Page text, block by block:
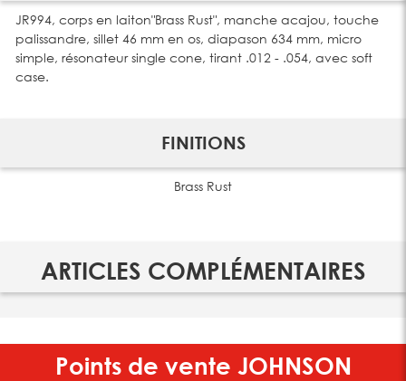
JR994, corps en laiton"Brass Rust", manche acajou, touche
palissandre, sillet 46 mm en os, diapason 634 mm, micro
simple, résonateur single cone, tirant .012 - .054, avec soft
case.
FINITIONS
Brass Rust
ARTICLES COMPLÉMENTAIRES
Points de vente JOHNSON